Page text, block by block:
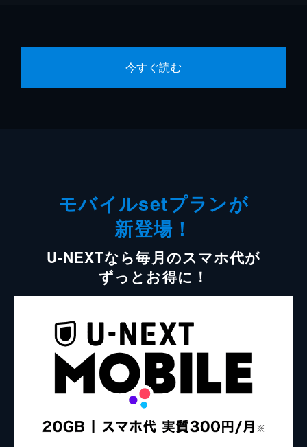
今すぐ読む
モバイルsetプランが
新登場！
U-NEXTなら毎月のスマホ代が
ずっとお得に！